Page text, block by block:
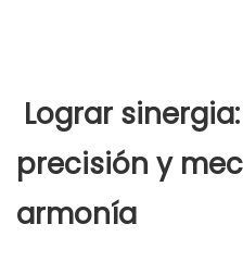
Lograr
precisión y
armonía